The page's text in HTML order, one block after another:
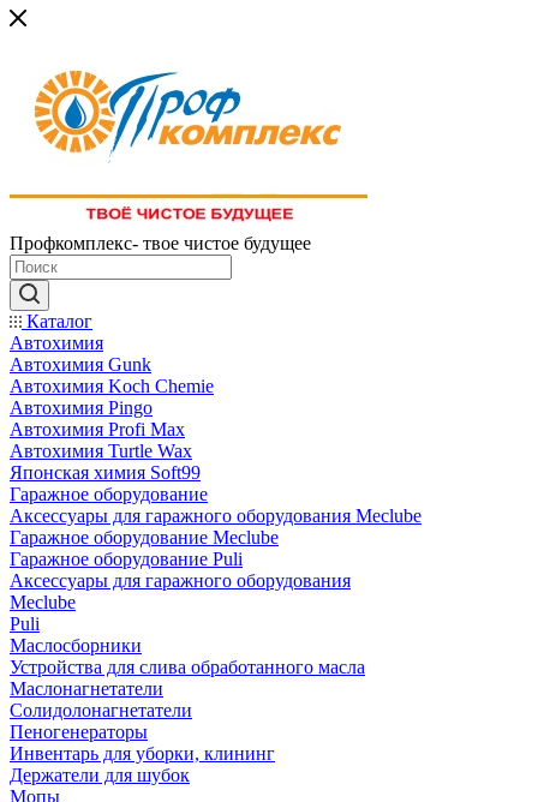
Профкомплекс- твое чистое будущее
Каталог
Автохимия
Автохимия Gunk
Автохимия Koch Chemie
Автохимия Pingo
Автохимия Profi Max
Автохимия Turtle Wax
Японская химия Soft99
Гаражное оборудование
Аксессуары для гаражного оборудования Meclube
Гаражное оборудование Meclube
Гаражное оборудование Puli
Аксессуары для гаражного оборудования
Meclube
Puli
Маслосборники
Устройства для слива обработанного масла
Маслонагнетатели
Солидолонагнетатели
Пеногенераторы
Инвентарь для уборки, клининг
Держатели для шубок
Мопы